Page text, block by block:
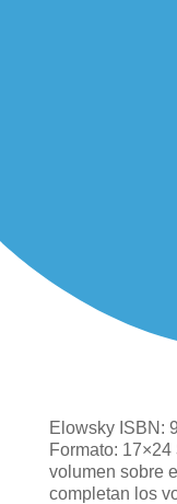
Elowsky ISBN:
Formato: 17×24
volumen sobre
completan los